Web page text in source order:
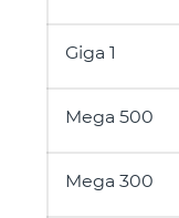
Giga 1
Mega 500
Mega 300